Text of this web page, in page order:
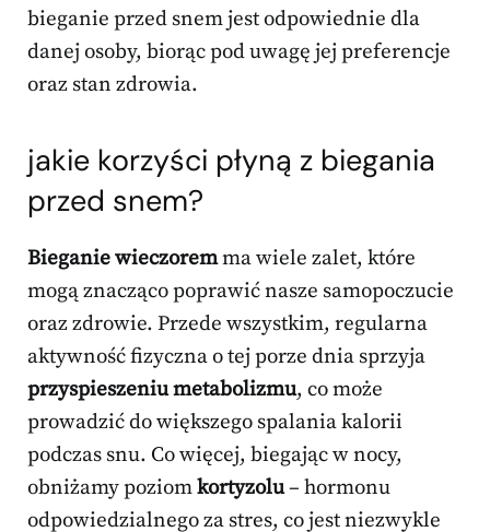
bieganie przed snem jest odpowiednie dla
danej osoby, biorąc pod uwagę jej preferencje
oraz stan zdrowia.
jakie korzyści płyną z biegania
przed snem?
Bieganie wieczoremma wiele zalet, które
mogą znacząco poprawić nasze samopoczucie
oraz zdrowie. Przede wszystkim, regularna
aktywność fizyczna o tej porze dnia sprzyja
przyspieszeniu metabolizmu, co może
prowadzić do większego spalania kalorii
podczas snu. Co więcej, biegając w nocy,
obniżamy poziomkortyzolu– hormonu
odpowiedzialnego za stres, co jest niezwykle